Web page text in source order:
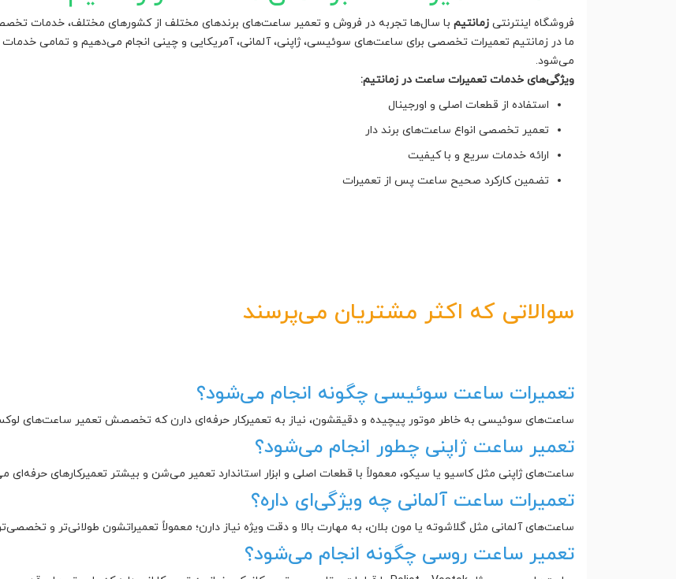
فروشگاه اینترنتی زمانتیمبا سال‌ها تجربه در فروش و تعمیر ساعت‌های برندهای مختلف از کشورهای مختلف، خدمات
ما در زمانتیم تعمیرات تخصصی برای ساعت‌های سوئیسی، ژاپنی، آلمانی، آمریکایی و چینی انجام می‌دهیم و تمامی خدمات با
می‌شود.
ویژگی‌های خدمات تعمیرات ساعت در زمانتیم:
استفاده از قطعات اصلی و اورجینال
تعمیر تخصصی انواع ساعت‌های برند دار
ارائه خدمات سریع و با کیفیت
تضمین کارکرد صحیح ساعت پس از تعمیرات
سوالاتی که اکثر مشتریان می‌پرسند
تعمیرات ساعت سوئیسی چگونه انجام می‌شود؟
ساعت‌های سوئیسی به خاطر موتور پیچیده و دقیقشون، نیاز به تعمیرکار حرفه‌ای دارن که تخصصش تعمیر ساعت‌های
تعمیر ساعت ژاپنی چطور انجام می‌شود؟
ساعت‌های ژاپنی مثل کاسیو یا سیکو، معمولاً با قطعات اصلی و ابزار استاندارد تعمیر می‌شن و بیشتر تعمیرکارهای حرفه‌ای
تعمیرات ساعت آلمانی چه ویژگی‌ای داره؟
ساعت‌های آلمانی مثل گلاشوته یا مون بلان، به مهارت بالا و دقت ویژه نیاز دارن؛ معمولاً تعمیراتشون طولانی‌تر و
تعمیر ساعت روسی چگونه انجام می‌شود؟